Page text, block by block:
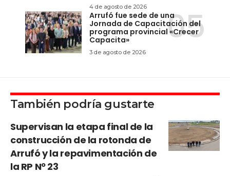
4 de agosto de 2026
Arrufó fue sede de una
Jornada de Capacitación del
programa provincial «Crecer
Capacita»
3 de agosto de 2026
También podría gustarte
Supervisan la etapa final de la
construcción de la rotonda de
Arrufó y la repavimentación de
la RP Nº 23